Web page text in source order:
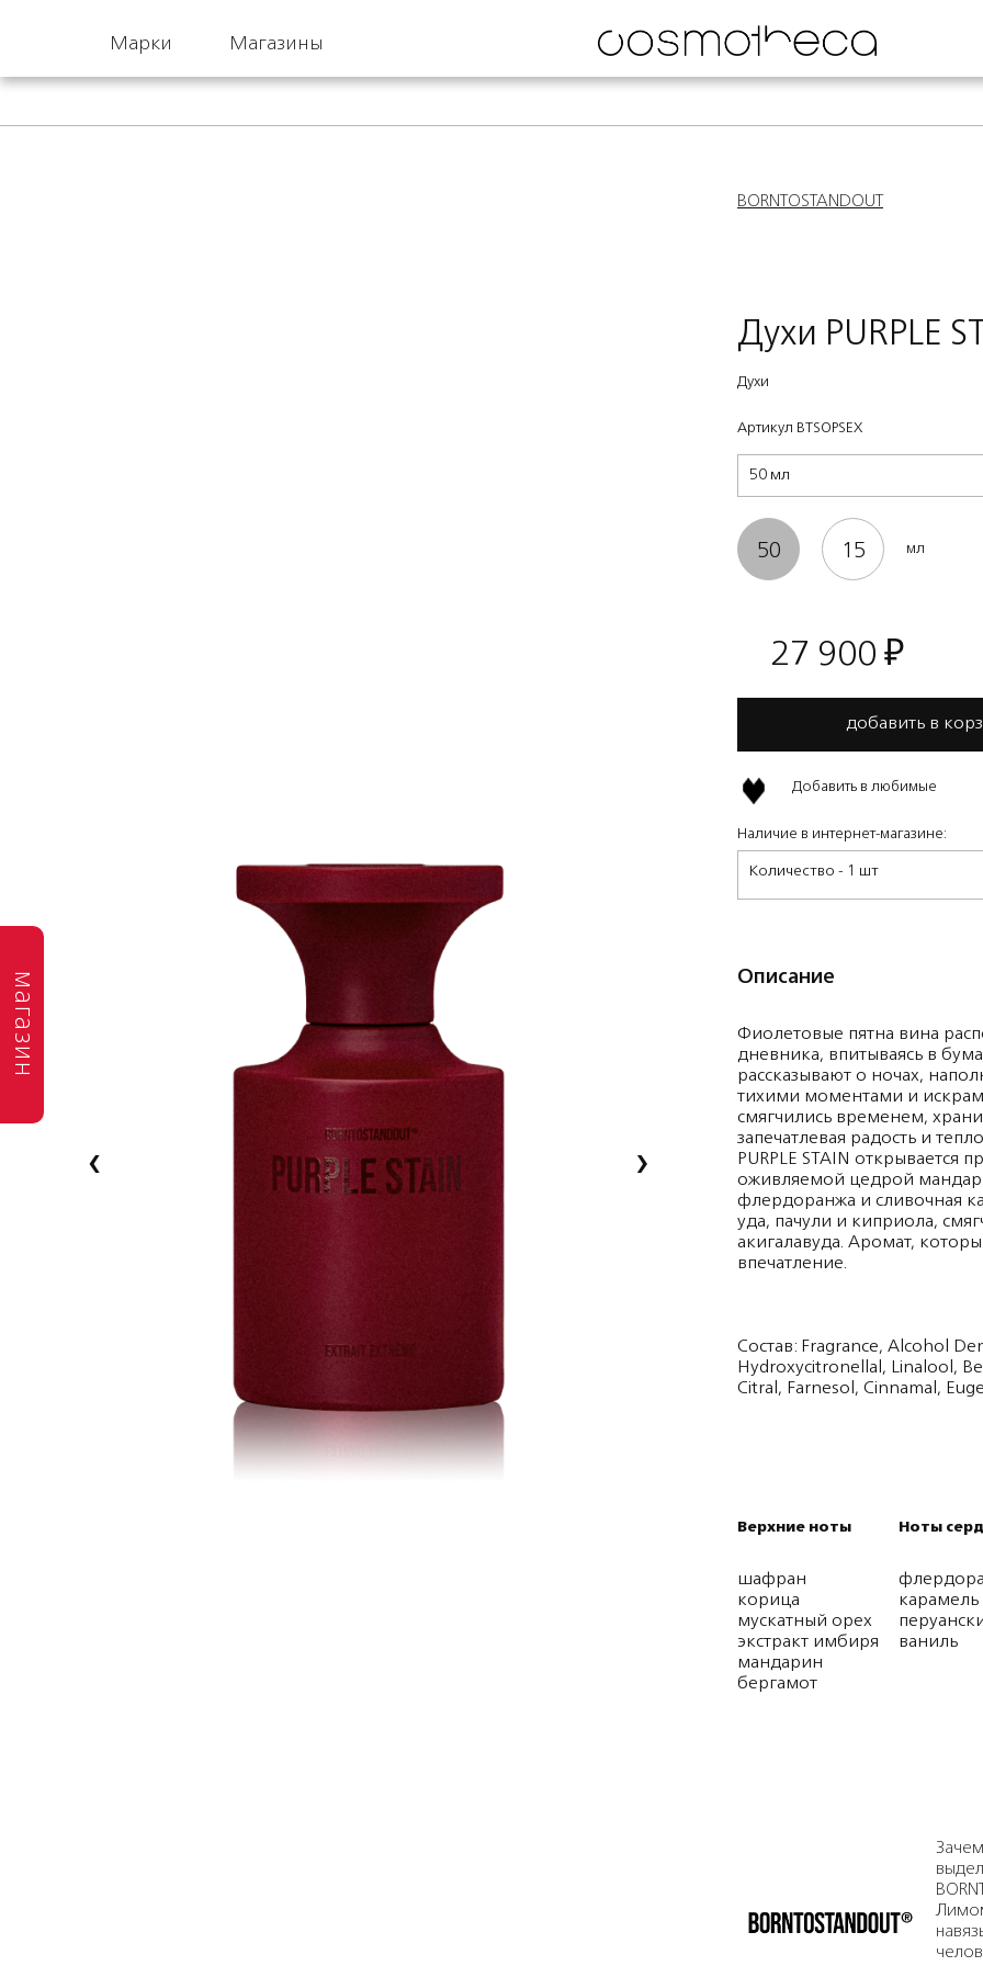
Марки Магазины
магазин
‹ ›
BORNTOSTANDOUT
Духи PURPLE
Духи
Артикул BTSOPSEX
50 мл
50 15 мл
27 900 ₽
добавить в
Добавить в любимые
Наличие в интернет-магазине:
Количество - 1 шт
Описание
Фиолетовые пятна вина
дневника, впитываясь в
рассказывают о ночах,
тихими моментами и
смягчились временем,
запечатлевая радость и
PURPLE STAIN
оживляемой цедрой
флердоранжа и сливочная
уда, пачули и киприола,
акигалавуда. Аромат,
впечатление.
Состав: Fragrance, Alcohol
Hydroxycitronellal, Linalool,
Citral, Farnesol, Cinnamal,
Верхние ноты
шафран
корица
мускатный орех
экстракт имбиря
мандарин
бергамот
Ноты
карамель
ваниль